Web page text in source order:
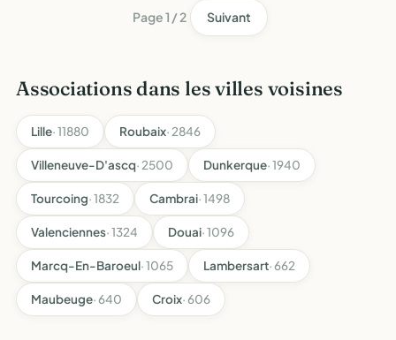
Page 1 / 2 Suivant
Associations dans les villes voisines
Lille· 11880 Roubaix· 2846
Villeneuve-D'ascq· 2500 Dunkerque· 1940
Tourcoing· 1832 Cambrai· 1498
Valenciennes· 1324 Douai· 1096
Marcq-En-Baroeul· 1065 Lambersart· 662
Maubeuge· 640 Croix· 606